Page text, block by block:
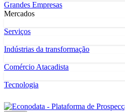
Grandes Empresas
Mercados
Serviços
Indústrias da transformação
Comércio Atacadista
Tecnologia